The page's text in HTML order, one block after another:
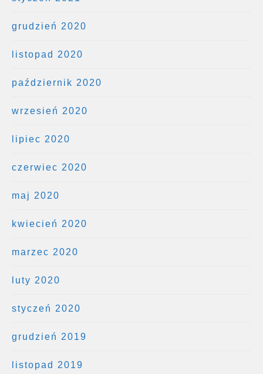
grudzień 2020
listopad 2020
październik 2020
wrzesień 2020
lipiec 2020
czerwiec 2020
maj 2020
kwiecień 2020
marzec 2020
luty 2020
styczeń 2020
grudzień 2019
listopad 2019